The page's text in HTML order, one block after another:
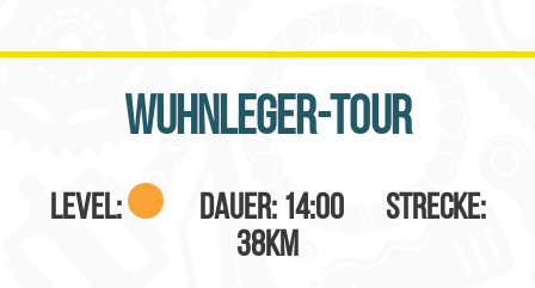
Wuhnleger-Tour
Level:
Dauer: 14:00 Strecke:
38km